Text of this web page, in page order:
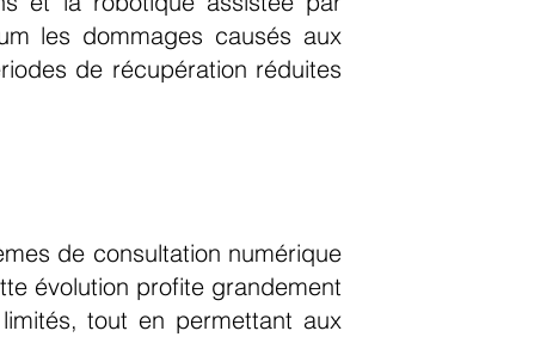
les dommages causés aux
de récupération réduites
de consultation numérique
évolution profite grandement
tout en permettant aux